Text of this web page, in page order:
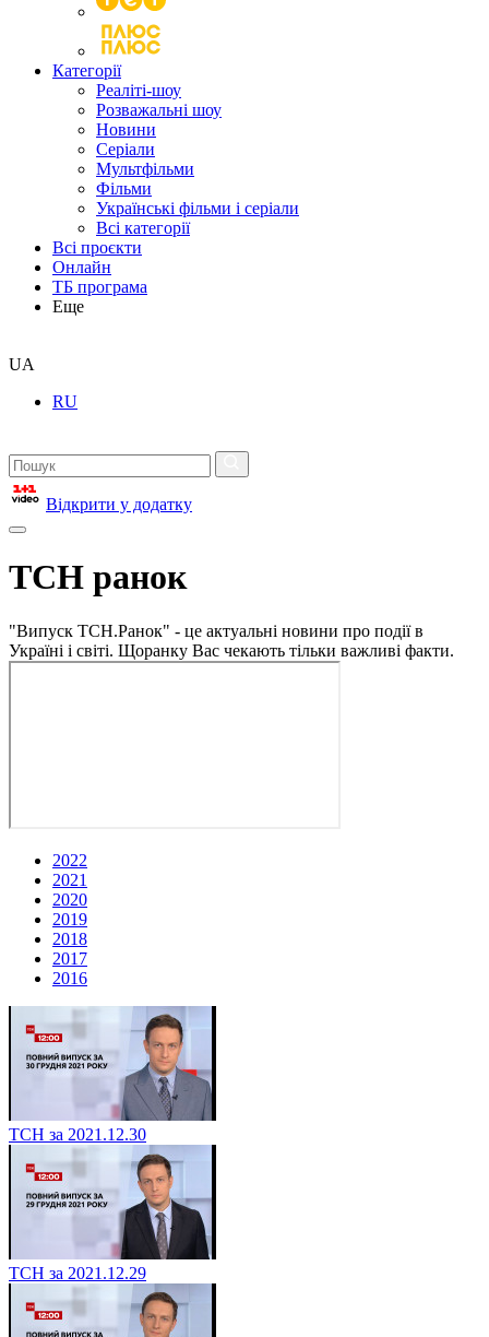
Категорії
Реаліті-шоу
Розважальні шоу
Новини
Серіали
Мультфільми
Фільми
Українські фільми і серіали
Всі категорії
Всі проєкти
Онлайн
ТБ програма
Еще
UA
RU
Відкрити у додатку
ТСН ранок
"Випуск ТСН.Ранок" - це актуальні новини про події в
Україні і світі. Щоранку Вас чекають тільки важливі факти.
2022
2021
2020
2019
2018
2017
2016
ТСН за 2021.12.30
ТСН за 2021.12.29